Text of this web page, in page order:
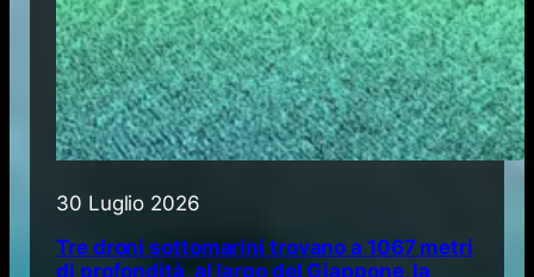
30 Luglio 2026
Tre droni sottomarini trovano a 1067 metri
di profondità, al largo del Giappone, la